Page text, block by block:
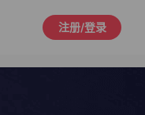
注册/登录